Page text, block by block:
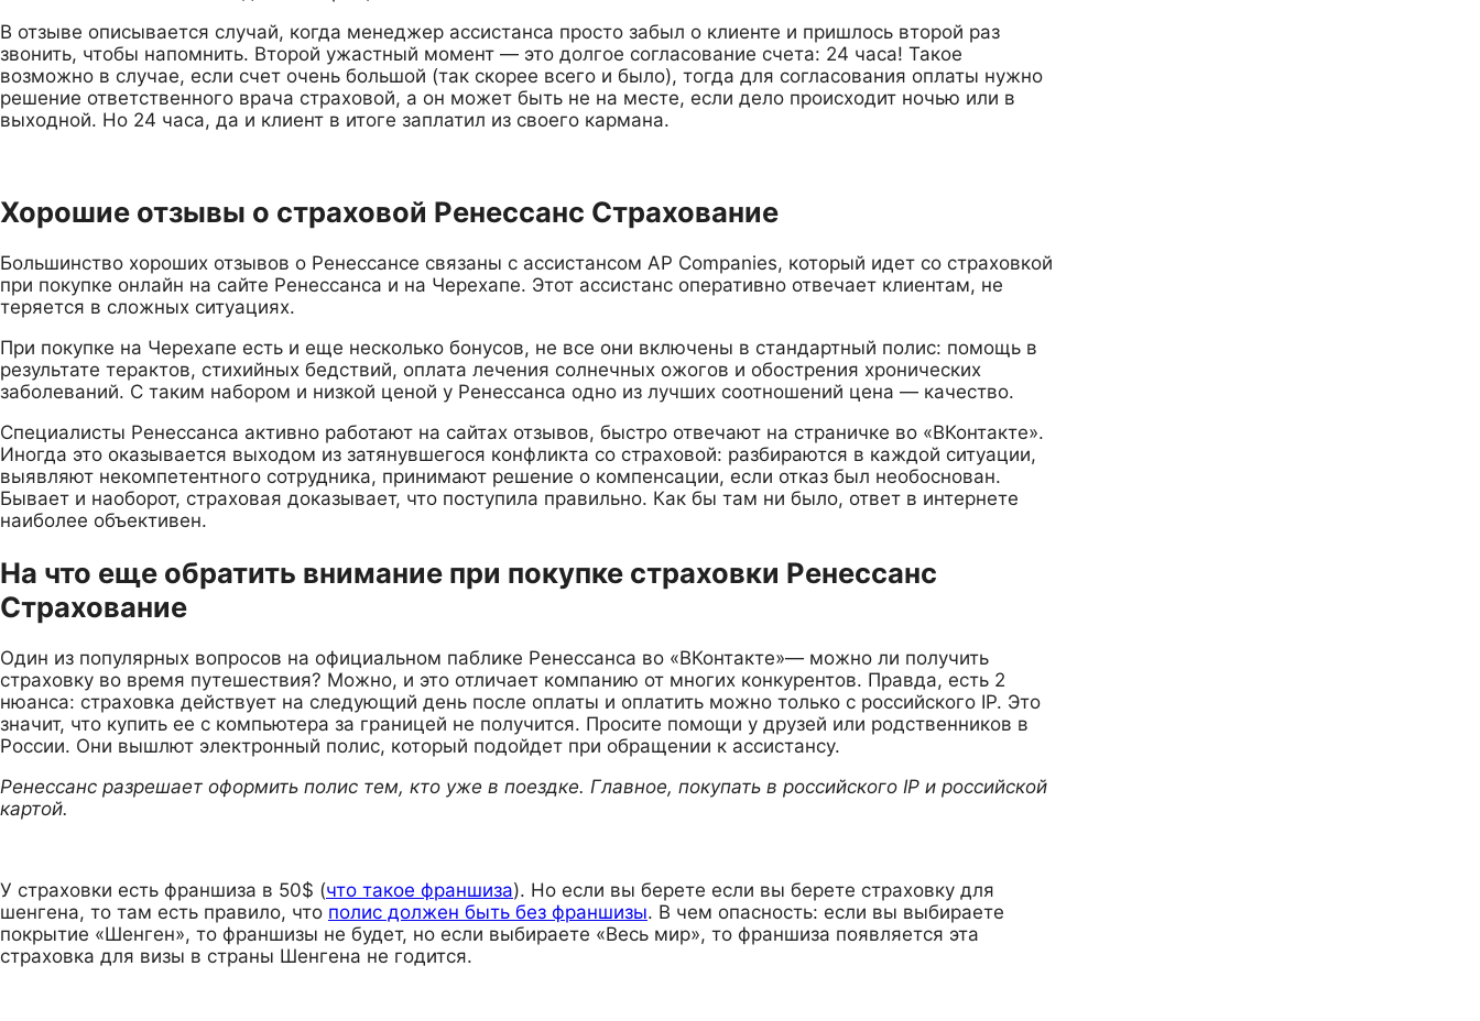
В отзыве описывается случай, когда менеджер ассистанса просто забыл о клиенте и пришлось второй раз
звонить, чтобы напомнить. Второй ужастный момент — это долгое согласование счета: 24 часа! Такое
возможно в случае, если счет очень большой (так скорее всего и было), тогда для согласования оплаты нужно
решение ответственного врача страховой, а он может быть не на месте, если дело происходит ночью или в
выходной. Но 24 часа, да и клиент в итоге заплатил из своего кармана.
Хорошие отзывы о страховой Ренессанс Страхование
Большинство хороших отзывов о Ренессансе связаны с ассистансом AP Companies, который идет со страховкой
при покупке онлайн на сайте Ренессанса и на Черехапе. Этот ассистанс оперативно отвечает клиентам, не
теряется в сложных ситуациях.
При покупке на Черехапе есть и еще несколько бонусов, не все они включены в стандартный полис: помощь в
результате терактов, стихийных бедствий, оплата лечения солнечных ожогов и обострения хронических
заболеваний. С таким набором и низкой ценой у Ренессанса одно из лучших соотношений цена — качество.
Специалисты Ренессанса активно работают на сайтах отзывов, быстро отвечают на страничке во «ВКонтакте».
Иногда это оказывается выходом из затянувшегося конфликта со страховой: разбираются в каждой ситуации,
выявляют некомпетентного сотрудника, принимают решение о компенсации, если отказ был необоснован.
Бывает и наоборот, страховая доказывает, что поступила правильно. Как бы там ни было, ответ в интернете
наиболее объективен.
На что еще обратить внимание при покупке страховки Ренессанс
Страхование
Один из популярных вопросов на официальном паблике Ренессанса во «ВКонтакте»— можно ли получить
страховку во время путешествия? Можно, и это отличает компанию от многих конкурентов. Правда, есть 2
нюанса: страховка действует на следующий день после оплаты и оплатить можно только с российского IP. Это
значит, что купить ее с компьютера за границей не получится. Просите помощи у друзей или родственников в
России. Они вышлют электронный полис, который подойдет при обращении к ассистансу.
Ренессанс разрешает оформить полис тем, кто уже в поездке. Главное, покупать в российского IP и российской
картой.
У страховки есть франшиза в 50$ (что такое франшиза). Но если вы берете если вы берете страховку для
шенгена, то там есть правило, что полис должен быть без франшизы. В чем опасность: если вы выбираете
покрытие «Шенген», то франшизы не будет, но если выбираете «Весь мир», то франшиза появляется эта
страховка для визы в страны Шенгена не годится.